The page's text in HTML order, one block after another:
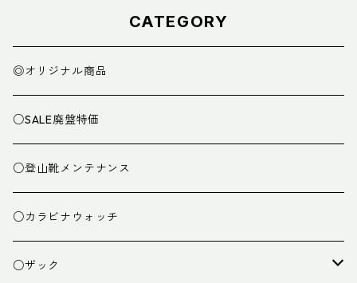
CATEGORY
◎オリジナル商品
○SALE廃盤特価
○登山靴メンテナンス
○カラビナウォッチ
○ザック